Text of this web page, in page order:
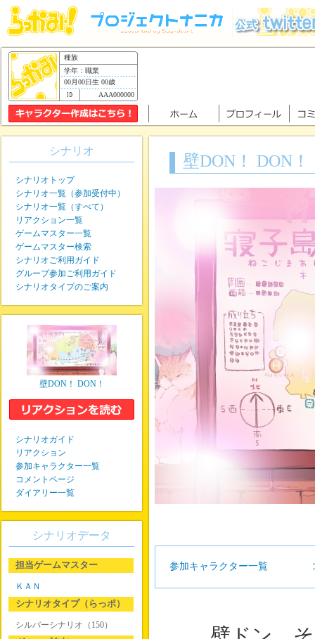
種族
学年：職業
00月00日生 00歳
AAA000000
壁DON！ DON！
参加キャラクター一覧
シナリオ
シナリオトップ
シナリオ一覧（参加受付中）
シナリオ一覧（すべて）
リアクション一覧
ゲームマスター一覧
ゲームマスター検索
シナリオご利用ガイド
グループ参加ご利用ガイド
シナリオタイプのご案内
壁DON！ DON！
シナリオガイド
リアクション
参加キャラクター一覧
コメントページ
ダイアリー一覧
シナリオデータ
担当ゲームマスター
ＫＡＮ
シナリオタイプ（らっポ）
シルバーシナリオ（150）